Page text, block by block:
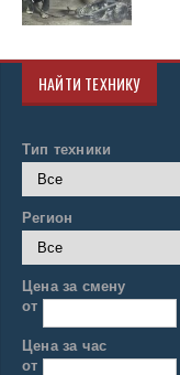
НАЙТИ ТЕХНИКУ
Тип техники
Регион
Цена за смену
от
Цена за час
от